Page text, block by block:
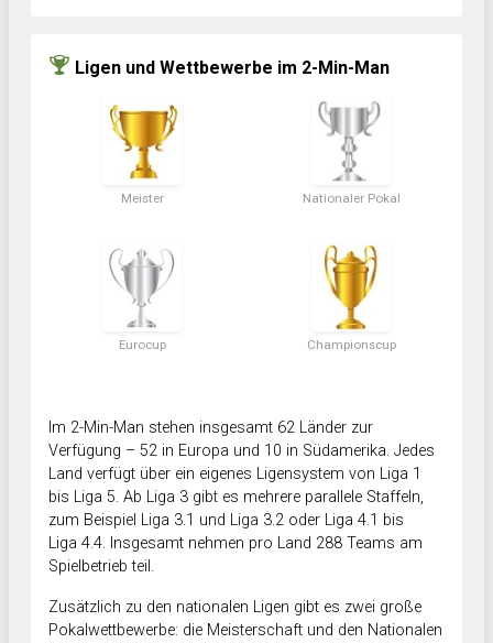
Ligen und Wettbewerbe im 2-Min-Man
Meister Nationaler Pokal
Eurocup Championscup
Im 2-Min-Man stehen insgesamt 62 Länder zur
Verfügung – 52 in Europa und 10 in Südamerika. Jedes
Land verfügt über ein eigenes Ligensystem von Liga 1
bis Liga 5. Ab Liga 3 gibt es mehrere parallele Staffeln,
zum Beispiel Liga 3.1 und Liga 3.2 oder Liga 4.1 bis
Liga 4.4. Insgesamt nehmen pro Land 288 Teams am
Spielbetrieb teil.
Zusätzlich zu den nationalen Ligen gibt es zwei große
Pokalwettbewerbe: die Meisterschaft und den Nationalen